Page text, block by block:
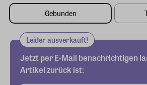
Gebunden
Leider ausverkauft!
Jetzt per E-Mail benachrichtigen
Artikel zurück ist: